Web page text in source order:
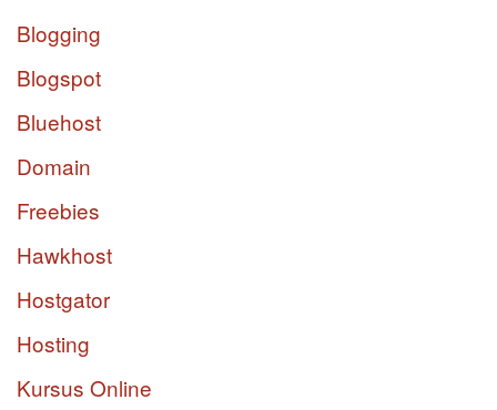
Blogging
Blogspot
Bluehost
Domain
Freebies
Hawkhost
Hostgator
Hosting
Kursus Online